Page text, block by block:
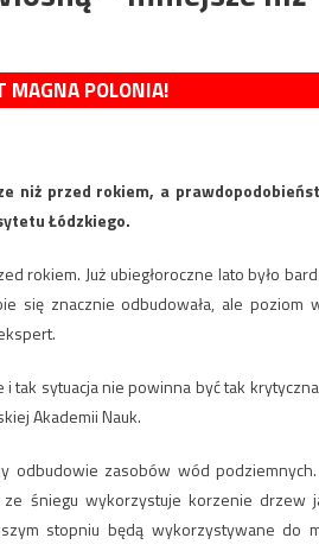
MAGNA POLONIA!
niż przed rokiem, a
Łódzkiego.
rokiem. Już ubiegłoroczne lato było
się znacznie odbudowała, ale poziom
tak sytuacja nie powinna być tak
Akademii Nauk.
odbudowie zasobów wód podziemnych.
śniegu wykorzystuje korzenie drzew
stopniu będą wykorzystywane do